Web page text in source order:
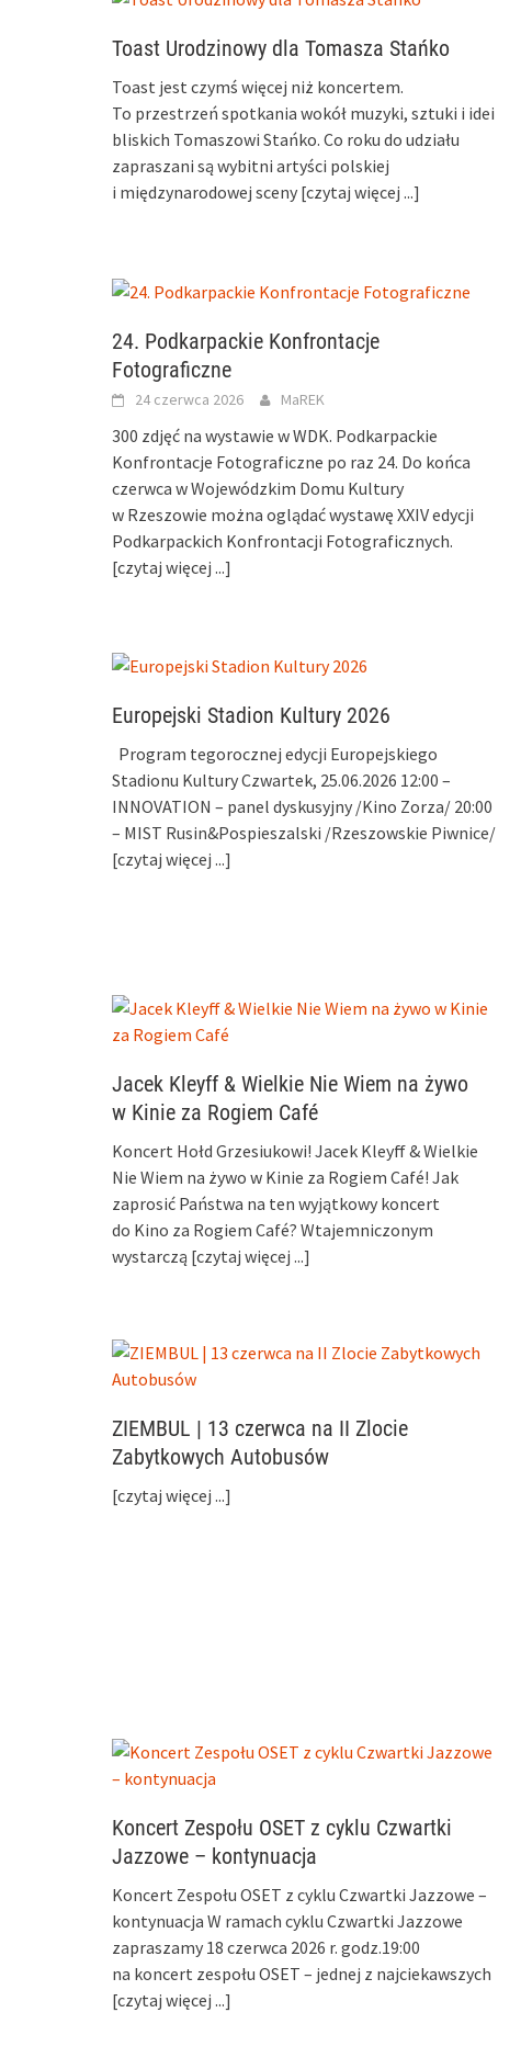
Toast Urodzinowy dla Tomasza Stańko
Toast jest czymś więcej niż koncertem.
To przestrzeń spotkania wokół muzyki, sztuki i idei
bliskich Tomaszowi Stańko. Co roku do udziału
zapraszani są wybitni artyści polskiej
i międzynarodowej sceny [czytaj więcej ...]
24. Podkarpackie Konfrontacje
Fotograficzne
24 czerwca 2026 MaREK
300 zdjęć na wystawie w WDK. Podkarpackie
Konfrontacje Fotograficzne po raz 24. Do końca
czerwca w Wojewódzkim Domu Kultury
w Rzeszowie można oglądać wystawę XXIV edycji
Podkarpackich Konfrontacji Fotograficznych.
[czytaj więcej ...]
Europejski Stadion Kultury 2026
Program tegorocznej edycji Europejskiego
Stadionu Kultury Czwartek, 25.06.2026 12:00 –
INNOVATION – panel dyskusyjny /Kino Zorza/ 20:00
– MIST Rusin&Pospieszalski /Rzeszowskie Piwnice/
[czytaj więcej ...]
Jacek Kleyff & Wielkie Nie Wiem na żywo
w Kinie za Rogiem Café
Koncert Hołd Grzesiukowi! Jacek Kleyff & Wielkie
Nie Wiem na żywo w Kinie za Rogiem Café! Jak
zaprosić Państwa na ten wyjątkowy koncert
do Kino za Rogiem Café? Wtajemniczonym
wystarczą [czytaj więcej ...]
ZIEMBUL | 13 czerwca na II Zlocie
Zabytkowych Autobusów
[czytaj więcej ...]
Koncert Zespołu OSET z cyklu Czwartki
Jazzowe – kontynuacja
Koncert Zespołu OSET z cyklu Czwartki Jazzowe –
kontynuacja W ramach cyklu Czwartki Jazzowe
zapraszamy 18 czerwca 2026 r. godz.19:00
na koncert zespołu OSET – jednej z najciekawszych
[czytaj więcej ...]